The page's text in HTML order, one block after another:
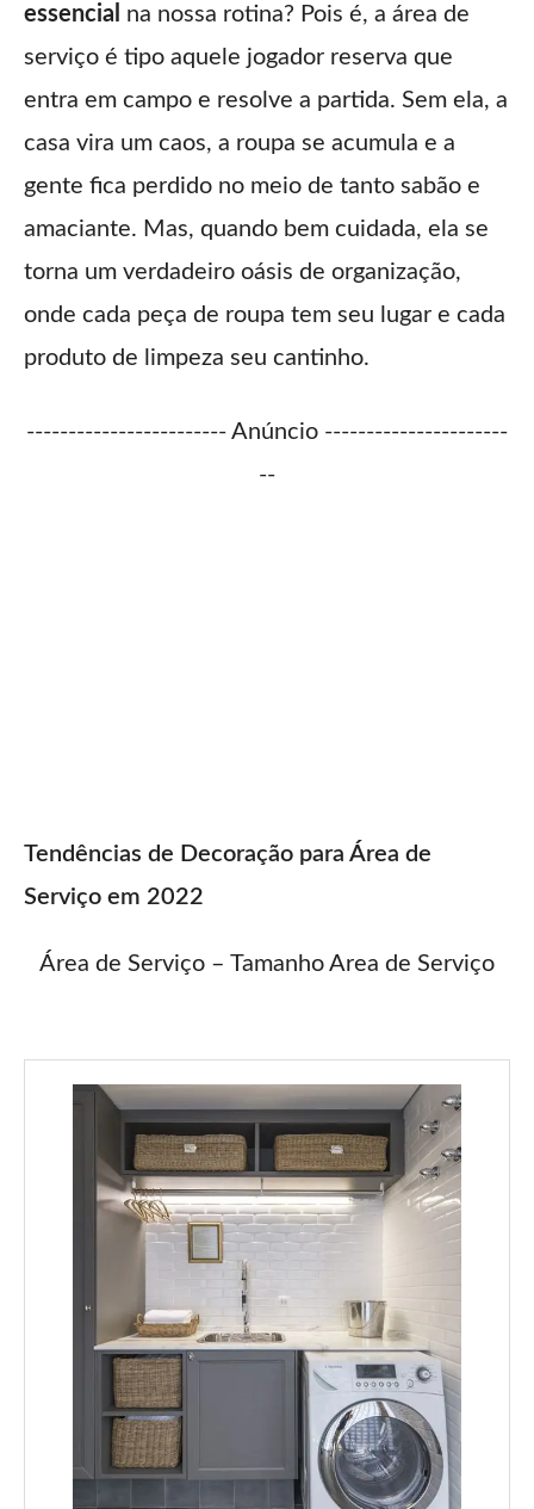
essencial na nossa rotina? Pois é, a área de
serviço é tipo aquele jogador reserva que
entra em campo e resolve a partida. Sem ela, a
casa vira um caos, a roupa se acumula e a
gente fica perdido no meio de tanto sabão e
amaciante. Mas, quando bem cuidada, ela se
torna um verdadeiro oásis de organização,
onde cada peça de roupa tem seu lugar e cada
produto de limpeza seu cantinho.
------------------------ Anúncio ----------------------
--
Tendências de Decoração para Área de
Serviço em 2022
Área de Serviço – Tamanho Area de Serviço